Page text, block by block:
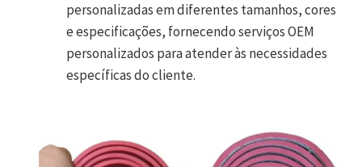
personalizadas em diferentes tamanhos, cores
e especificações, fornecendo serviços OEM
personalizados para atender às necessidades
específicas do cliente.